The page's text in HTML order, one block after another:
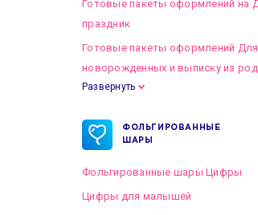
Готовые пакеты оформлений на
праздник
Готовые пакеты оформлений Для
новорожденных и выписку из
Готовые пакеты оформлений на
Развернуть
ФОЛЬГИРОВАННЫЕ
ШАРЫ
Фольгированные шары Цифры
Цифры для малышей